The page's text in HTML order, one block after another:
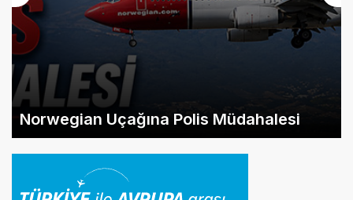
Norwegian Uçağına Polis Müdahalesi